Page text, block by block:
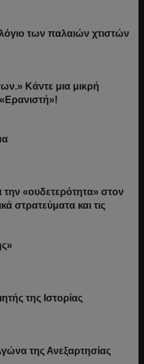
των παλαιών χτιστών
Κάντε μια μικρή
την «ουδετερότητα» στον
στρατεύματα και τις
της Ιστορίας
της Ανεξαρτησίας